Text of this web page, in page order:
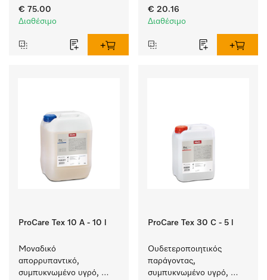
χωρίς να ξεθωριάζουν.
€ 75.00
Διαθέσιμο
επικαθίσεων αμύλου.
€ 20.16
Διαθέσιμο
ProCare Tex 10 A - 10 l
Μοναδικό
απορρυπαντικό,
συμπυκνωμένο υγρό,
ProCare Tex 30 C - 5 l
Ουδετεροποιητικός
παράγοντας,
συμπυκνωμένο υγρό,